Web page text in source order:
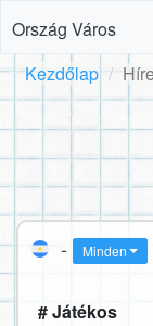
Ország Város
Kezdőlap
- Minden
# Játékos